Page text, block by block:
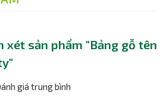
xét sản phẩm "Bảng gỗ tên
giá trung bình